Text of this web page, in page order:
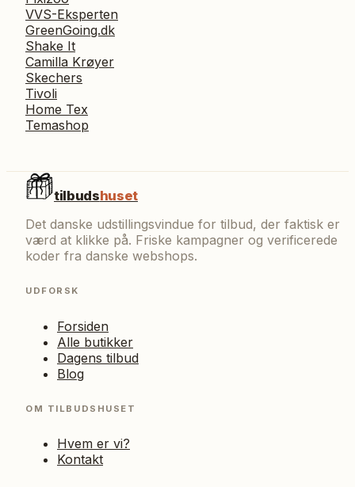
VVS-Eksperten
GreenGoing.dk
Shake It
Camilla Krøyer
Skechers
Tivoli
Home Tex
Temashop
tilbudshuset
Det danske udstillingsvindue for tilbud, der faktisk er
værd at klikke på. Friske kampagner og verificerede
koder fra danske webshops.
UDFORSK
Forsiden
Alle butikker
Dagens tilbud
Blog
OM TILBUDSHUSET
Hvem er vi?
Kontakt